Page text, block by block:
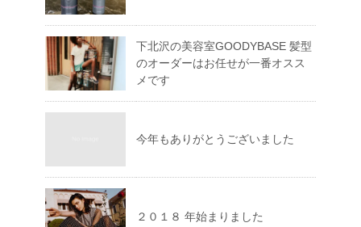
下北沢の美容室GOODYBASE 髪型
のオーダーはお任せが一番オスス
メです
今年もありがとうございました
２０１８ 年始まりました